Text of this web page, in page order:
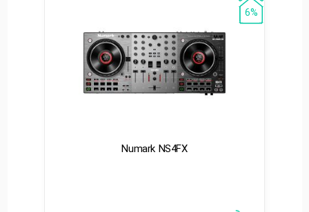
6%
Numark NS4FX